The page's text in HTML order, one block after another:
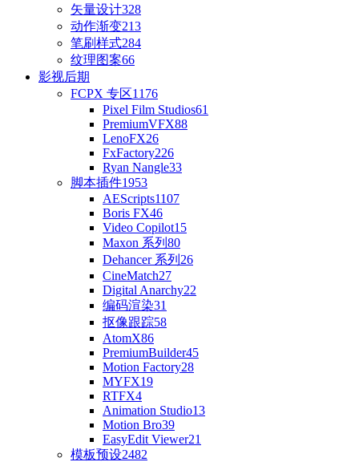
矢量设计328
动作渐变213
笔刷样式284
纹理图案66
影视后期
FCPX 专区1176
Pixel Film Studios61
PremiumVFX88
LenoFX26
FxFactory226
Ryan Nangle33
脚本插件1953
AEScripts1107
Boris FX46
Video Copilot15
Maxon 系列 80
Dehancer 系列 26
CineMatch27
Digital Anarchy22
编码渲染31
抠像跟踪58
AtomX86
PremiumBuilder45
Motion Factory28
MYFX19
RTFX4
Animation Studio13
Motion Bro39
EasyEdit Viewer21
模板预设2482